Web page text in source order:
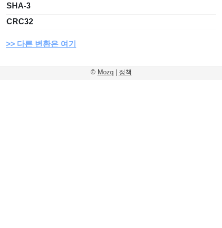
SHA-3
CRC32
다른 변환은 여기
© Mozq| 정책